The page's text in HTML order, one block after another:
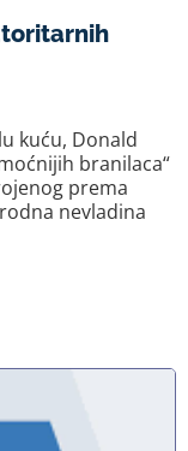
kuću, Donald
branilaca“
prema
nevladina